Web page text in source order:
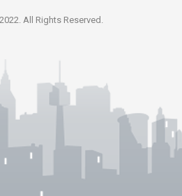
All Rights Reserved.